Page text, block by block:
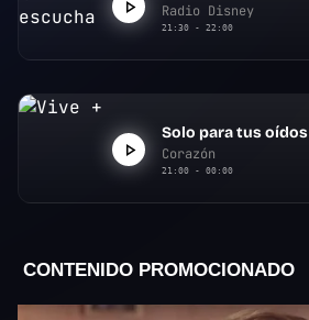
Radio Disney
21:30 - 22:00
Solo para tus oídos
Corazón
21:00 - 00:00